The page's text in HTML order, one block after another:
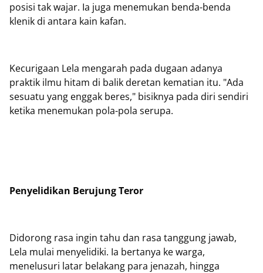
posisi tak wajar. Ia juga menemukan benda-benda
klenik di antara kain kafan.
Kecurigaan Lela mengarah pada dugaan adanya
praktik ilmu hitam di balik deretan kematian itu. "Ada
sesuatu yang enggak beres," bisiknya pada diri sendiri
ketika menemukan pola-pola serupa.
Penyelidikan Berujung Teror
Didorong rasa ingin tahu dan rasa tanggung jawab,
Lela mulai menyelidiki. Ia bertanya ke warga,
menelusuri latar belakang para jenazah, hingga